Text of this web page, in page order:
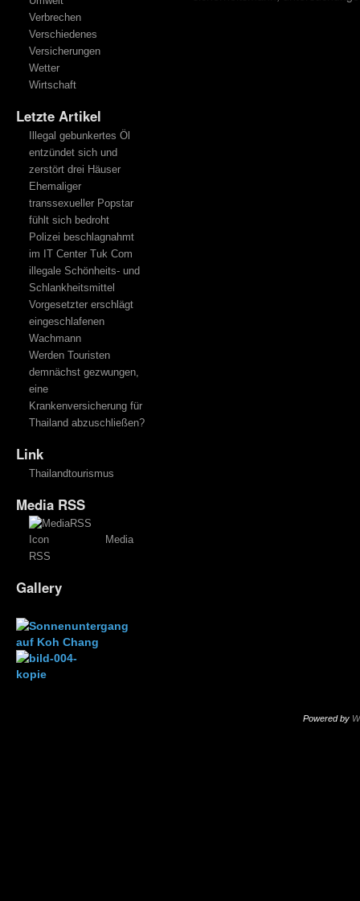
Verbrechen
Verschiedenes
Versicherungen
Wetter
Wirtschaft
Letzte Artikel
Illegal gebunkertes Öl
entzündet sich und
zerstört drei Häuser
Ehemaliger
transsexueller Popstar
fühlt sich bedroht
Polizei beschlagnahmt
im IT Center Tuk Com
illegale Schönheits- und
Schlankheitsmittel
Vorgesetzter erschlägt
eingeschlafenen
Wachmann
Werden Touristen
demnächst gezwungen,
eine
Krankenversicherung für
Thailand abzuschließen?
Link
Thailandtourismus
Media RSS
Media
RSS
Gallery
Powered by